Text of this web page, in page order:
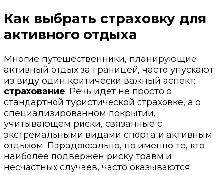
Как выбрать страховку для
активного отдыха
Многие путешественники, планирующие
активный отдых за границей, часто упускают
из виду один критически важный аспект:
страхование. Речь идет не просто о
стандартной туристической страховке, а о
специализированном покрытии,
учитывающем риски, связанные с
экстремальными видами спорта и активным
отдыхом. Парадоксально, но именно те, кто
наиболее подвержен риску травм и
несчастных случаев, часто оказываются